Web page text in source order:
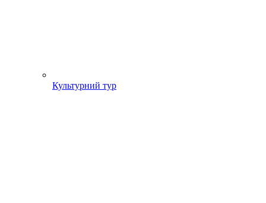
Культурний тур